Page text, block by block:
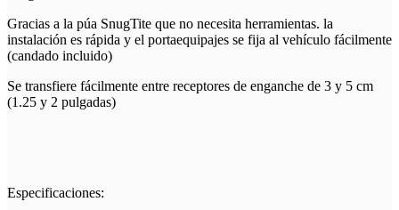
Gracias a la púa SnugTite que no necesita herramientas. la
instalación es rápida y el portaequipajes se fija al vehículo fácilmente
(candado incluido)
Se transfiere fácilmente entre receptores de enganche de 3 y 5 cm
(1.25 y 2 pulgadas)
Especificaciones: